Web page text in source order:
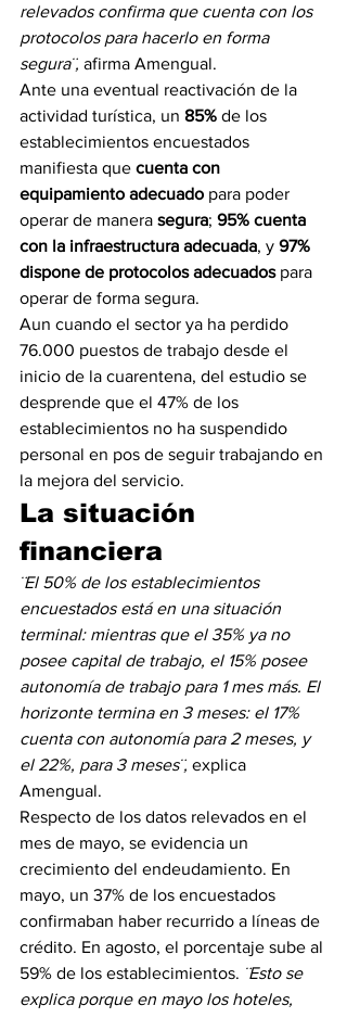
relevados confirma que cuenta con los
protocolos para hacerlo en forma
segura¨, afirma Amengual.
Ante una eventual reactivación de la
actividad turística, un 85% de los
establecimientos encuestados
manifiesta que cuenta con
equipamiento adecuado para poder
operar de manera segura; 95% cuenta
con la infraestructura adecuada, y 97%
dispone de protocolos adecuados para
operar de forma segura.
Aun cuando el sector ya ha perdido
76.000 puestos de trabajo desde el
inicio de la cuarentena, del estudio se
desprende que el 47% de los
establecimientos no ha suspendido
personal en pos de seguir trabajando en
la mejora del servicio.
La situación
financiera
¨El 50% de los establecimientos
encuestados está en una situación
terminal: mientras que el 35% ya no
posee capital de trabajo, el 15% posee
autonomía de trabajo para 1 mes más. El
horizonte termina en 3 meses: el 17%
cuenta con autonomía para 2 meses, y
el 22%, para 3 meses¨, explica
Amengual.
Respecto de los datos relevados en el
mes de mayo, se evidencia un
crecimiento del endeudamiento. En
mayo, un 37% de los encuestados
confirmaban haber recurrido a líneas de
crédito. En agosto, el porcentaje sube al
59% de los establecimientos. ¨Esto se
explica porque en mayo los hoteles,